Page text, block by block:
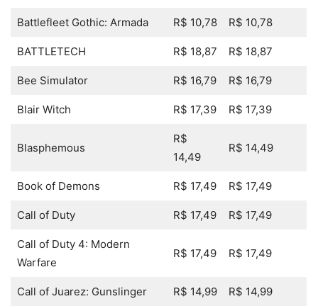
Battlefleet Gothic: Armada R$ 10,78 R$ 10,78
BATTLETECH R$ 18,87 R$ 18,87
Bee Simulator R$ 16,79 R$ 16,79
Blair Witch R$ 17,39 R$ 17,39
Blasphemous
R$
14,49
R$ 14,49
Book of Demons R$ 17,49 R$ 17,49
Call of Duty R$ 17,49 R$ 17,49
Call of Duty 4: Modern
Warfare
R$ 17,49 R$ 17,49
Call of Juarez: Gunslinger R$ 14,99 R$ 14,99